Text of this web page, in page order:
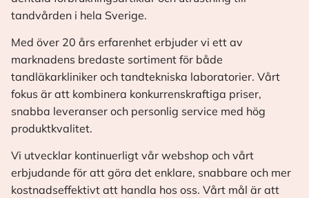
tandvården i hela Sverige.
Med över 20 års erfarenhet erbjuder vi ett av
marknadens bredaste sortiment för både
tandläkarkliniker och tandtekniska laboratorier. Vårt
fokus är att kombinera konkurrenskraftiga priser,
snabba leveranser och personlig service med hög
produktkvalitet.
Vi utvecklar kontinuerligt vår webshop och vårt
erbjudande för att göra det enklare, snabbare och mer
kostnadseffektivt att handla hos oss. Vårt mål är att